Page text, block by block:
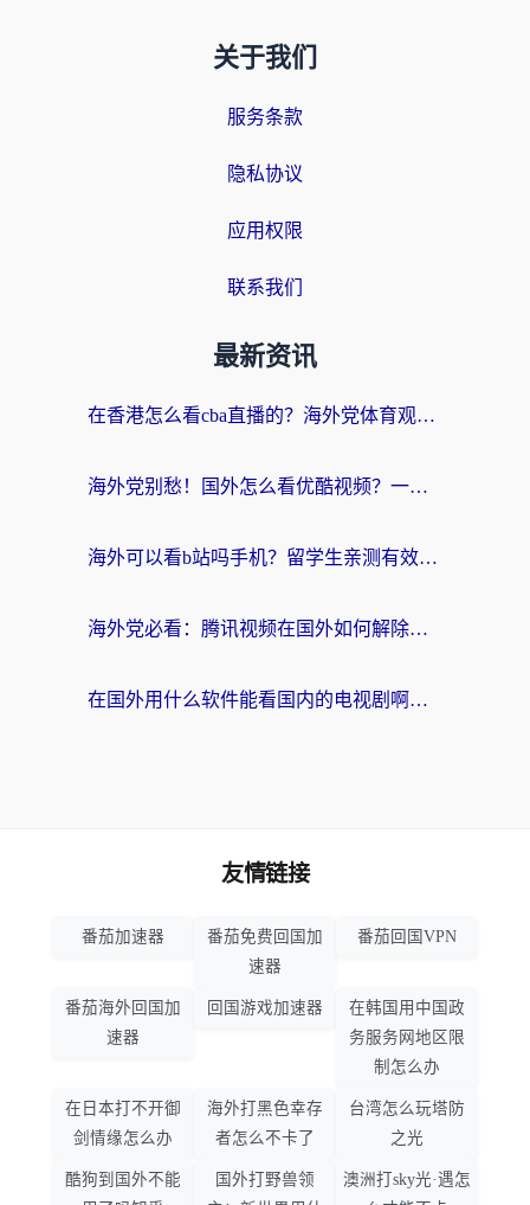
关于我们
服务条款
隐私协议
应用权限
联系我们
最新资讯
在香港怎么看cba直播的？海外党体育观赛终极指南：告别版权限制，畅享中文解说
海外党别愁！国外怎么看优酷视频？一招解决追剧、看直播难题
海外可以看b站吗手机？留学生亲测有效的回国加速指南
海外党必看：腾讯视频在国外如何解除地域限制？附优酷咪咕使用指南
在国外用什么软件能看国内的电视剧啊？留学生亲测有效的回国加速方案
友情链接
番茄加速器
番茄免费回国加
速器
番茄回国VPN
番茄海外回国加
速器
回国游戏加速器
在韩国用中国政
务服务网地区限
制怎么办
在日本打不开御
剑情缘怎么办
海外打黑色幸存
者怎么不卡了
台湾怎么玩塔防
之光
酷狗到国外不能
国外打野兽领
澳洲打sky光·遇怎